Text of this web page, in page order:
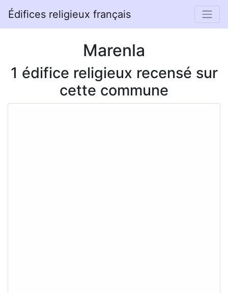
Édifices religieux français
Marenla
1 édifice religieux recensé sur
cette commune